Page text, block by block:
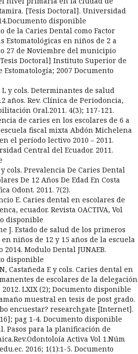
[Tesis Doctoral]. Universidad
disponible
de la Caries Dental como Factor
Estomatológicas en niños de 2 a
27 de Noviembre del municipio
Doctoral] Instituto Superior de
Estomatología; 2007 Documento
L y cols. Determinantes de salud
años. Rev. Clínica de Periodoncia,
Oral.2011. 4(3); 117-121.
de caries en los escolares de 6 a
fiscal mixta Abdón Michelena
el período lectivo 2010 – 2011.
Central del Ecuador. 2011.
cols. Prevalencia De Caries Dental
De 12 Años De Edad En Costa
Odont. 2011. 7(2).
E. Caries dental en escolares de
ecuador. Revista OACTIVA, Vol
disponible
J. Estado de salud de los primeros
niños de 12 y 15 años de la escuela
Modulo Dental JUNAEB.
disponible
Castañeda E y cols. Caries dental en
de escolares de la delegación
LXIX (2); Documento disponible
muestral en tesis de post grado.
encuestar? researchgate [Internet].
pag 1-4. Documento disponible
Pasos para la planificación de
Activa Vol 1.Núm
2016; 1(1):1-5. Documento